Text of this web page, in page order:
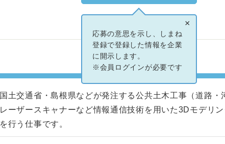
×
応募の意思を示し、しまね
登録で登録した情報を企業
に開示します。
※会員ログインが必要です
国土交通省・島根県などが発注する公共土木工事（道路
レーザースキャナーなど情報通信技術を用いた3Dモデリ
を行う仕事です。